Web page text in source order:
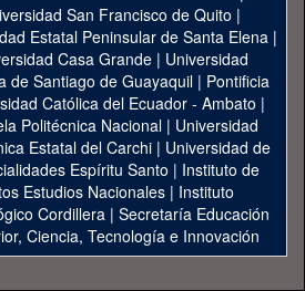
San Francisco de Quito |
Estatal Peninsular de Santa Elena|
Casa Grande | Universidad
de Santiago de Guayaquil| Pontificia
Católica del Ecuador - Ambato |
Politécnica Nacional| Universidad
Estatal del Carchi| Universidad de
Espíritu Santo | Instituto de
Estudios Nacionales | Instituto
Cordillera | Secretaría Educación
Ciencia, Tecnología e Innovación